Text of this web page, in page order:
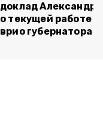
доклад
о текущей работе
врио губернатора